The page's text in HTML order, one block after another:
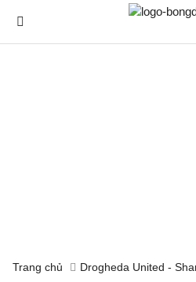
Trang chủ Drogheda United -